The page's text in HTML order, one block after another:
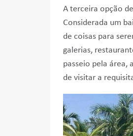
A terceira opção
Considerada um
de coisas para
galerias,
passeio pela área,
de visitar a